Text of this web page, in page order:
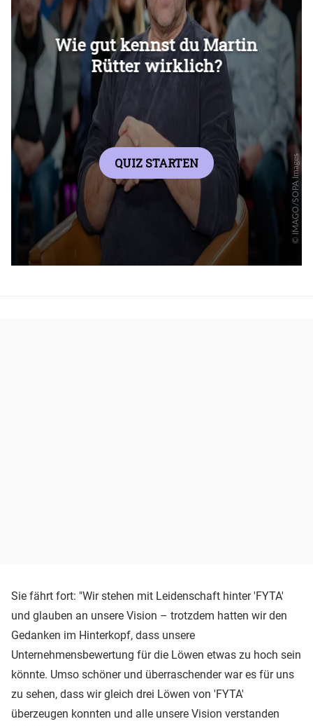
Überspringen
Sie fährt fort: "Wir stehen mit Leidenschaft hinter 'FYTA'
und glauben an unsere Vision – trotzdem hatten wir den
Gedanken im Hinterkopf, dass unsere
Unternehmensbewertung für die Löwen etwas zu hoch sein
könnte. Umso schöner und überraschender war es für uns
zu sehen, dass wir gleich drei Löwen von 'FYTA'
überzeugen konnten und alle unsere Vision verstanden